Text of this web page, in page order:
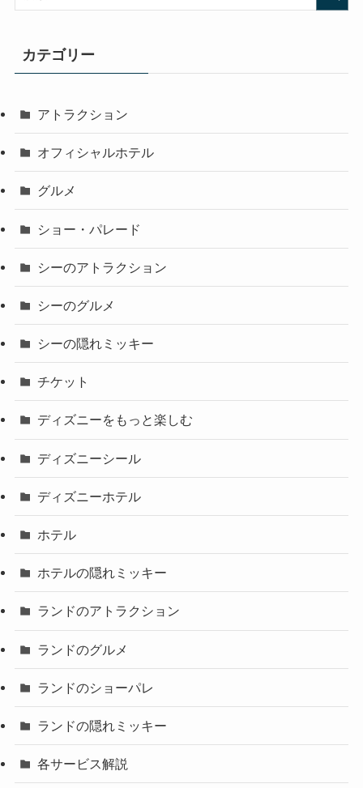
カテゴリー
アトラクション
オフィシャルホテル
グルメ
ショー・パレード
シーのアトラクション
シーのグルメ
シーの隠れミッキー
チケット
ディズニーをもっと楽しむ
ディズニーシール
ディズニーホテル
ホテル
ホテルの隠れミッキー
ランドのアトラクション
ランドのグルメ
ランドのショーパレ
ランドの隠れミッキー
各サービス解説